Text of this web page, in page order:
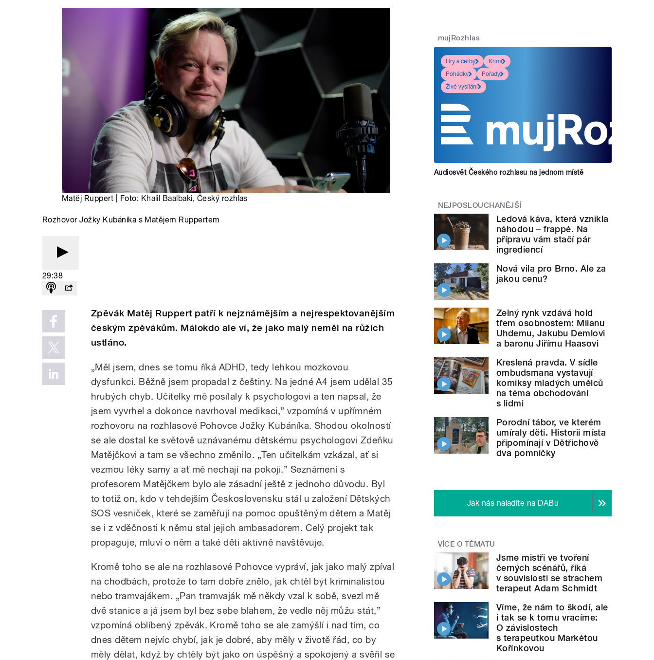
Matěj Ruppert | Foto: Khalil Baalbaki, Český rozhlas
Rozhovor Jožky Kubáníka s Matějem Ruppertem
29:38
Zpěvák Matěj Ruppert patří k nejznámějším a nejrespektovanějším
českým zpěvákům. Málokdo ale ví, že jako malý neměl na růžích
ustláno.
„Měl jsem, dnes se tomu říká ADHD, tedy lehkou mozkovou
dysfunkci. Běžně jsem propadal z češtiny. Na jedné A4 jsem udělal 35
hrubých chyb. Učitelky mě posílaly k psychologovi a ten napsal, že
jsem vyvrhel a dokonce navrhoval medikaci,” vzpomíná v upřímném
rozhovoru na rozhlasové Pohovce Jožky Kubáníka. Shodou okolností
se ale dostal ke světově uznávanému dětskému psychologovi Zdeňku
Matějčkovi a tam se všechno změnilo. „Ten učitelkám vzkázal, ať si
vezmou léky samy a ať mě nechají na pokoji.” Seznámení s
profesorem Matějčkem bylo ale zásadní ještě z jednoho důvodu. Byl
to totiž on, kdo v tehdejším Československu stál u založení Dětských
SOS vesniček, které se zaměřují na pomoc opuštěným dětem a Matěj
se i z vděčnosti k němu stal jejich ambasadorem. Celý projekt tak
propaguje, mluví o něm a také děti aktivně navštěvuje.
Kromě toho se ale na rozhlasové Pohovce vypráví, jak jako malý zpíval
na chodbách, protože to tam dobře znělo, jak chtěl být kriminalistou
nebo tramvajákem. „Pan tramvaják mě někdy vzal k sobě, svezl mě
dvě stanice a já jsem byl bez sebe blahem, že vedle něj můžu stát,”
vzpomíná oblíbený zpěvák. Kromě toho se ale zamýšlí i nad tím, co
dnes dětem nejvíc chybí, jak je dobré, aby měly v životě řád, co by
měly dělat, když by chtěly být jako on úspěšný a spokojený a svěřil se
mujRozhlas
Hry a četby
Krimi
Pohádky
Pořady
Živé vysílání
Audiosvět Českého rozhlasu na jednom místě
NEJPOSLOUCHANĚJŠÍ
Ledová káva, která vznikla
náhodou – frappé. Na
přípravu vám stačí pár
ingrediencí
Nová vila pro Brno. Ale za
jakou cenu?
Zelný rynk vzdává hold
třem osobnostem: Milanu
Uhdemu, Jakubu Demlovi
a baronu Jiřímu Haasovi
Kreslená pravda. V sídle
ombudsmana vystavují
komiksy mladých umělců
na téma obchodování
s lidmi
Porodní tábor, ve kterém
umíraly děti. Historii místa
připomínají v Dětřichově
dva pomníčky
Jak nás naladíte na DABu
VÍCE O TÉMATU
Jsme mistři ve tvoření
černých scénářů, říká
v souvislosti se strachem
terapeut Adam Schmidt
Víme, že nám to škodí, ale
i tak se k tomu vracíme:
O závislostech
s terapeutkou Markétou
Kořínkovou